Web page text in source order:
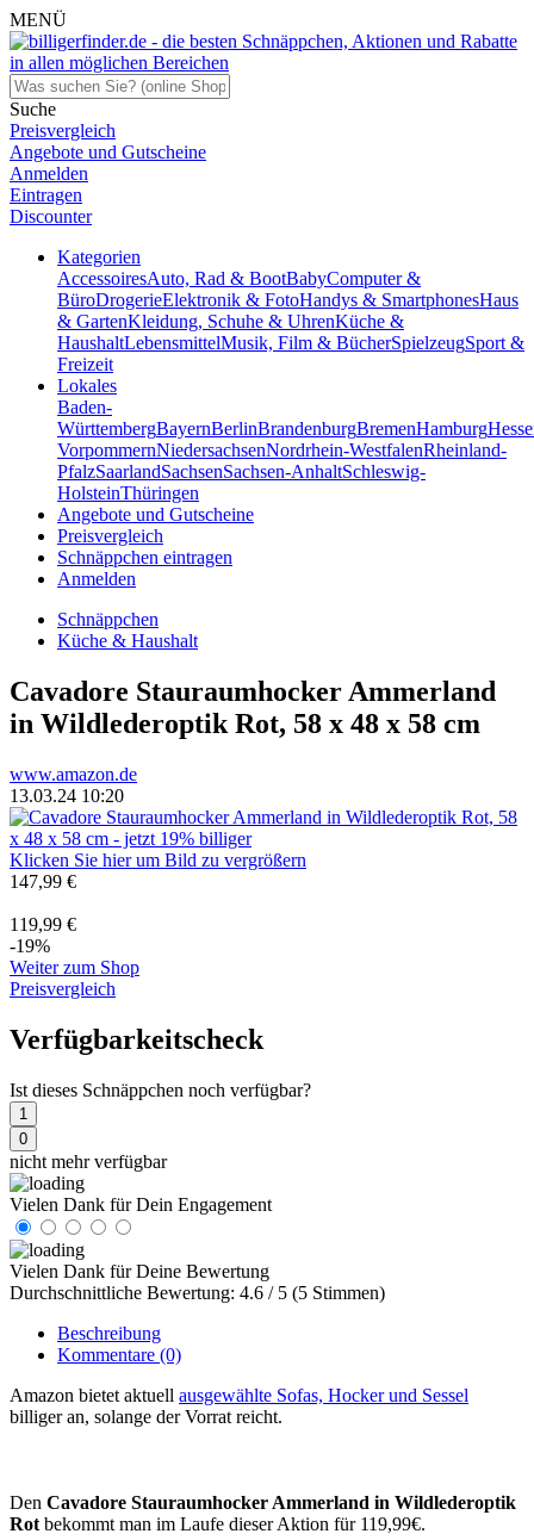
MENÜ
Suche
Preisvergleich
Angebote und Gutscheine
Anmelden
Eintragen
Discounter
Kategorien
AccessoiresAuto, Rad & BootBabyComputer &
BüroDrogerieElektronik & FotoHandys & SmartphonesHaus
& GartenKleidung, Schuhe & UhrenKüche &
HaushaltLebensmittelMusik, Film & BücherSpielzeugSport &
Freizeit
Lokales
Baden-
WürttembergBayernBerlinBrandenburgBremenHamburg
VorpommernNiedersachsenNordrhein-WestfalenRheinland-
PfalzSaarlandSachsenSachsen-AnhaltSchleswig-
HolsteinThüringen
Angebote und Gutscheine
Preisvergleich
Schnäppchen eintragen
Anmelden
Schnäppchen
Küche & Haushalt
Cavadore Stauraumhocker Ammerland
in Wildlederoptik Rot, 58 x 48 x 58 cm
www.amazon.de
13.03.24 10:20
Klicken Sie hier um Bild zu vergrößern
147,99 €
119,99 €
-19%
Weiter zum Shop
Preisvergleich
Verfügbarkeitscheck
Ist dieses Schnäppchen noch verfügbar?
1
0
nicht mehr verfügbar
Vielen Dank für Dein Engagement
Vielen Dank für Deine Bewertung
Durchschnittliche Bewertung: 4.6 / 5 (5 Stimmen)
Beschreibung
Kommentare (0)
Amazon bietet aktuell ausgewählte Sofas, Hocker und Sessel
billiger an, solange der Vorrat reicht.
Den Cavadore Stauraumhocker Ammerland in Wildlederoptik
Rot bekommt man im Laufe dieser Aktion für 119,99€.